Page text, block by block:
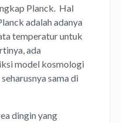
Planck. Hal
adalah adanya
temperatur untuk
ada
model kosmologi
sama di
dingin yang